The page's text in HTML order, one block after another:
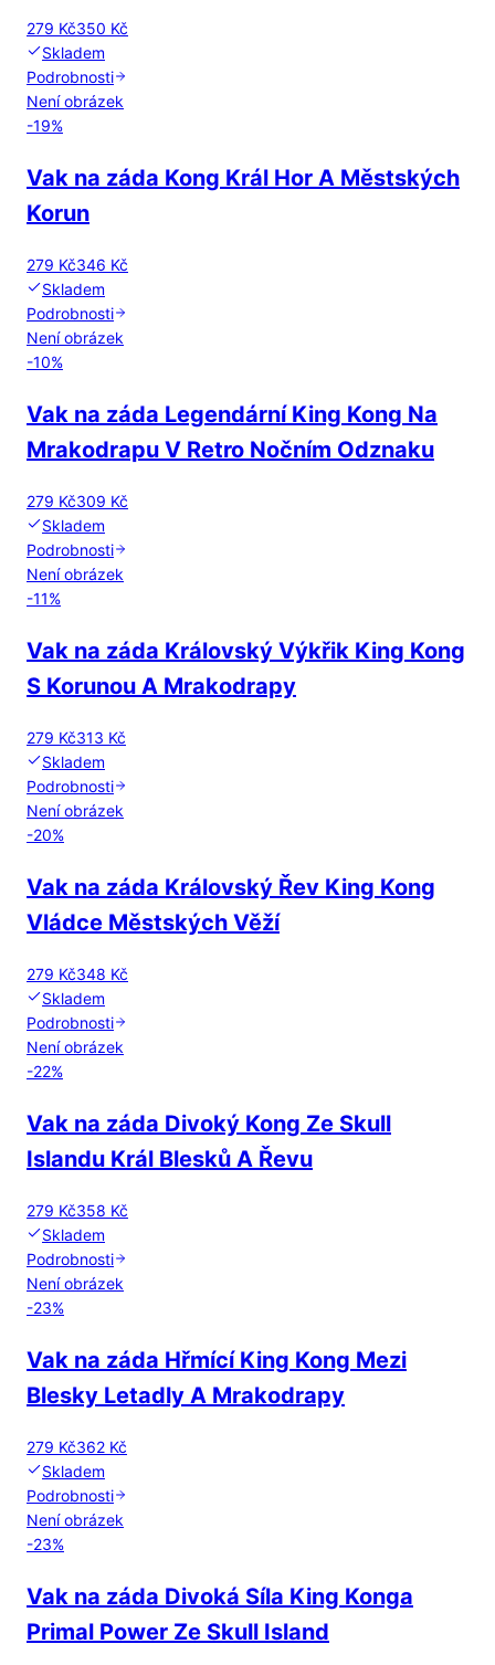
279 Kč350 Kč
Skladem
Podrobnosti
Není obrázek
-19%
Vak na záda Kong Král Hor A Městských
Korun
279 Kč346 Kč
Skladem
Podrobnosti
Není obrázek
-10%
Vak na záda Legendární King Kong Na
Mrakodrapu V Retro Nočním Odznaku
279 Kč309 Kč
Skladem
Podrobnosti
Není obrázek
-11%
Vak na záda Královský Výkřik King Kong
S Korunou A Mrakodrapy
279 Kč313 Kč
Skladem
Podrobnosti
Není obrázek
-20%
Vak na záda Královský Řev King Kong
Vládce Městských Věží
279 Kč348 Kč
Skladem
Podrobnosti
Není obrázek
-22%
Vak na záda Divoký Kong Ze Skull
Islandu Král Blesků A Řevu
279 Kč358 Kč
Skladem
Podrobnosti
Není obrázek
-23%
Vak na záda Hřmící King Kong Mezi
Blesky Letadly A Mrakodrapy
279 Kč362 Kč
Skladem
Podrobnosti
Není obrázek
-23%
Vak na záda Divoká Síla King Konga
Primal Power Ze Skull Island